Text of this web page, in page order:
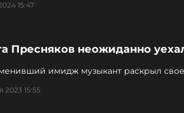
15:47
Пресняков неожиданно
имидж музыкант раскрыл
2023 15:55